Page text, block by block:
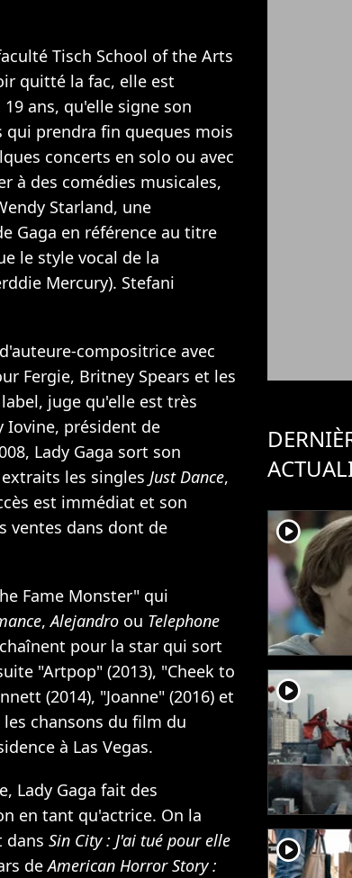
Tisch School of the Arts
quitté la fac, elle est
19 ans, qu'elle signe son
qui prendra fin queques mois
concerts en solo ou avec
à des comédies musicales,
Starland, une
Gaga en référence au titre
le style vocal de la
Mercury). Stefani
compositrice avec
Fergie, Britney Spears et les
juge qu'elle est très
Iovine, président de
Lady Gaga sort son
les singles Just Dance,
est immédiat et son
ventes dans dont de
Fame Monster" qui
,Alejandro ou Telephone
pour la star qui sort
"Artpop" (2013), "Cheek to
(2014), "Joanne" (2016) et
chansons du film du
à Las Vegas.
Lady Gaga fait des
en tant qu'actrice. On la
dans Sin City : J'ai tué pour elle
deAmerican Horror Story :
player2
player2
player2